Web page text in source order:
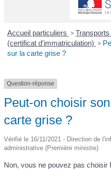
Accueil particuliers >
(certificat d'immatriculation) >
sur la carte grise ?
Question-réponse
Peut-on choisir
carte grise ?
Vérifié le 16/11/2021 - Direction de
administrative (Première ministre)
Non, vous ne pouvez pas choisir